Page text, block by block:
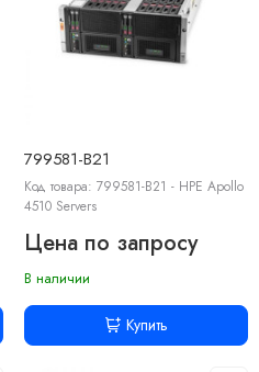
799581-B21
Код товара: 799581-B21 - HPE Apollo
4510 Servers
Цена по запросу
В наличии
Купить